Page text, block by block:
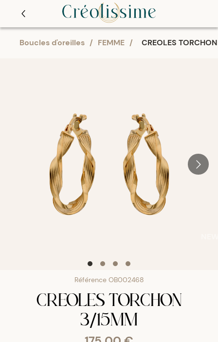
Boucles d'oreilles / FEMME / CREOLES
Référence OB002468
CREOLES TORCHON
3/15MM